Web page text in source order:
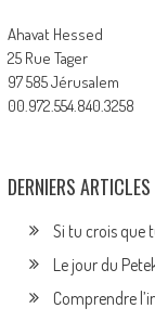
Ahavat Hessed
25 Rue Tager
97 585 Jérusalem
00.972.554.840.3258
DERNIERS ARTICLES
Si tu crois que
Le jour du
Comprendre